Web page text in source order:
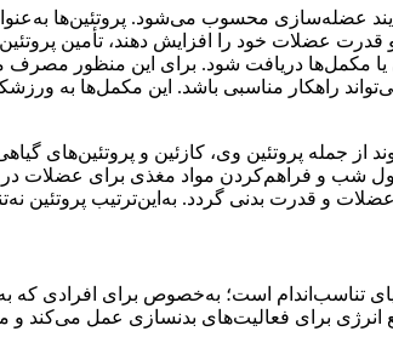
عضله‌سازی محسوب می‌شود. پروتئین‌ها
عضلات خود را افزایش دهند، تأمین
یا مکمل‌ها دریافت شود. برای این منظور مصرف
راهکار مناسبی باشد. این مکمل‌ها به
جمله پروتئین وی، کازئین و پروتئین‌های
و فراهم‌کردن مواد مغذی برای عضلات در
و قدرت بدنی گردد. به‌این‌ترتیب پروتئین
تناسب‌اندام است؛ به‌خصوص برای افرادی
انرژی برای فعالیت‌های بدنسازی عمل می‌کند و